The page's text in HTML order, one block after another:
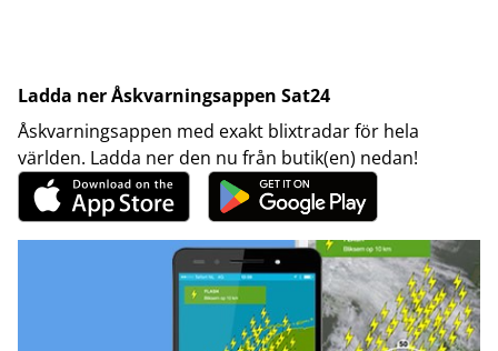
Ladda ner Åskvarningsappen Sat24
Åskvarningsappen med exakt blixtradar för hela
världen. Ladda ner den nu från butik(en) nedan!